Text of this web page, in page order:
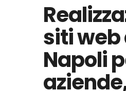
siti web
Napoli